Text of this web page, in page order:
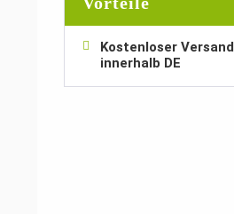
Kostenloser Versand
innerhalb DE